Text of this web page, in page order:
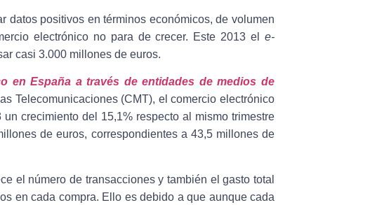
datos positivos en términos económicos, de volumen
electrónico no para de crecer. Este 2013 ele-
casi 3.000 millones de euros.
en España a través de entidades de medios de
Telecomunicaciones (CMT), el comercio electrónico
crecimiento del 15,1% respecto al mismo trimestre
de euros, correspondientes a 43,5 millones de
el número de transacciones y también el gasto total
en cada compra. Ello es debido a que aunque cada